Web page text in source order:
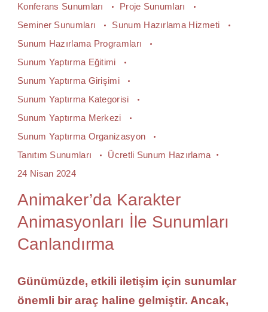
Konferans Sunumları
Proje Sunumları
Seminer Sunumları
Sunum Hazırlama Hizmeti
Sunum Hazırlama Programları
Sunum Yaptırma Eğitimi
Sunum Yaptırma Girişimi
Sunum Yaptırma Kategorisi
Sunum Yaptırma Merkezi
Sunum Yaptırma Organizasyon
Tanıtım Sunumları
Ücretli Sunum Hazırlama
24 Nisan 2024
Animaker’da Karakter
Animasyonları İle Sunumları
Canlandırma
Günümüzde, etkili iletişim için sunumlar
önemli bir araç haline gelmiştir. Ancak,